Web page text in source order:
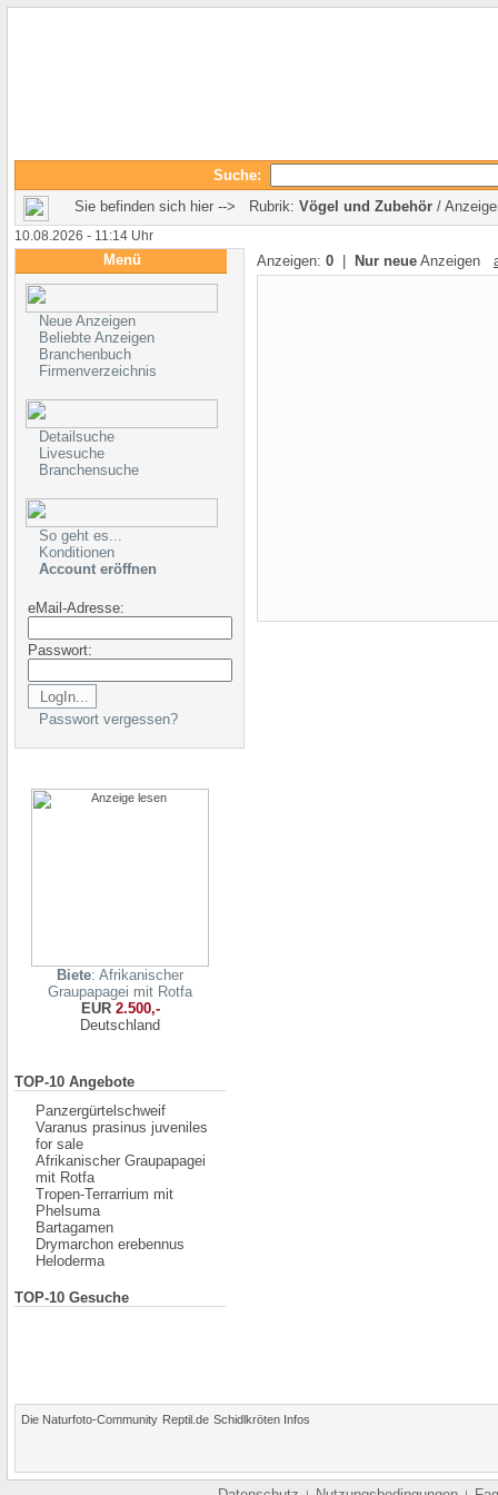
Suche:
Sie befinden sich hier --> Rubrik: Vögel und Zubehör /
10.08.2026 - 11:14 Uhr
Menü
Neue Anzeigen
Beliebte Anzeigen
Branchenbuch
Firmenverzeichnis
Detailsuche
Livesuche
Branchensuche
So geht es...
Konditionen
Account eröffnen
eMail-Adresse:
Passwort:
Passwort vergessen?
Biete: Afrikanischer
Graupapagei mit Rotfa
EUR2.500,-
Deutschland
TOP-10 Angebote
Panzergürtelschweif
Varanus prasinus juveniles
for sale
Afrikanischer Graupapagei
mit Rotfa
Tropen-Terrarrium mit
Phelsuma
Bartagamen
Drymarchon erebennus
Heloderma
TOP-10 Gesuche
Anzeigen: 0 Nur neue Anzeigen
Die Naturfoto-Community Reptil.de Schidlkröten Infos